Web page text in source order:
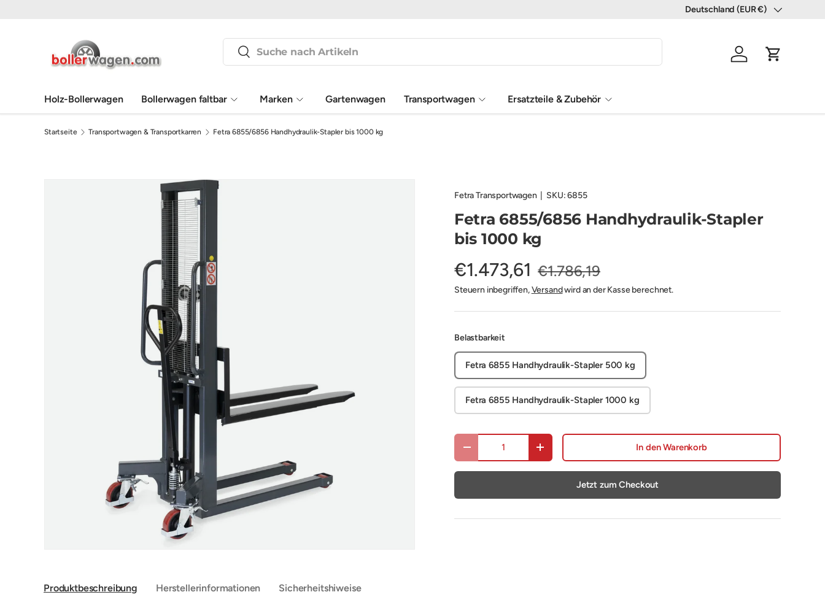
Land/Region
Deutschland (EUR €)
Suchen
Suchen
Einloggen
Holz-Bollerwagen Bollerwagen faltbar Marken Gartenwagen Transportwagen Ersatzteile & Zubehör
Startseite Transportwagen & Transportkarren Fetra 6855/6856 Handhydraulik-Stapler bis 1000 kg
Fetra Transportwagen| SKU:6855
Fetra 6855/6856 Handhydraulik-Stapler
bis 1000 kg
€1.473,61 €1.786,19
Steuern inbegriffen,Versandwird an der Kasse berechnet.
Belastbarkeit
Fetra 6855 Handhydraulik-Stapler 500 kg
Fetra 6855 Handhydraulik-Stapler 1000 kg
Anzahl
Menge verringern Menge erhöhen In den Warenkorb
Jetzt zum Checkout
Produktbeschreibung Herstellerinformationen Sicherheitshiweise